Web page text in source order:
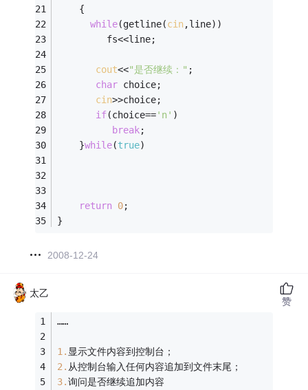
    {
while(getline(cin,line))
         fs<<line;
cout<<"是否继续：" ;
char choice;
cin>>choice;
if(choice=='n' )
break;
    }
while(true)
return 0;
}
2008-12-24
太乙
……
1. 显示文件内容到控制台；
2. 从控制台输入任何内容追加到文件末尾；
3.询问是否继续追加内容
赞